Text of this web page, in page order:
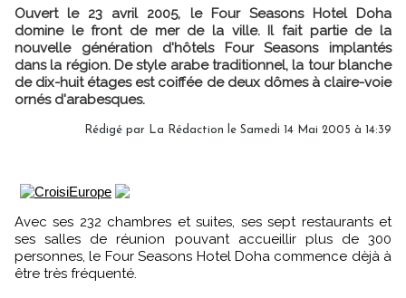
Ouvert le 23 avril 2005, le Four Seasons Hotel Doha
domine le front de mer de la ville. Il fait partie de la
nouvelle génération d'hôtels Four Seasons implantés
dans la région. De style arabe traditionnel, la tour blanche
de dix-huit étages est coiffée de deux dômes à claire-voie
ornés d'arabesques.
Rédigé par La Rédaction le Samedi 14 Mai 2005 à 14:39
Avec ses 232 chambres et suites, ses sept restaurants et
ses salles de réunion pouvant accueillir plus de 300
personnes, le Four Seasons Hotel Doha commence dèjà à
être très fréquenté.